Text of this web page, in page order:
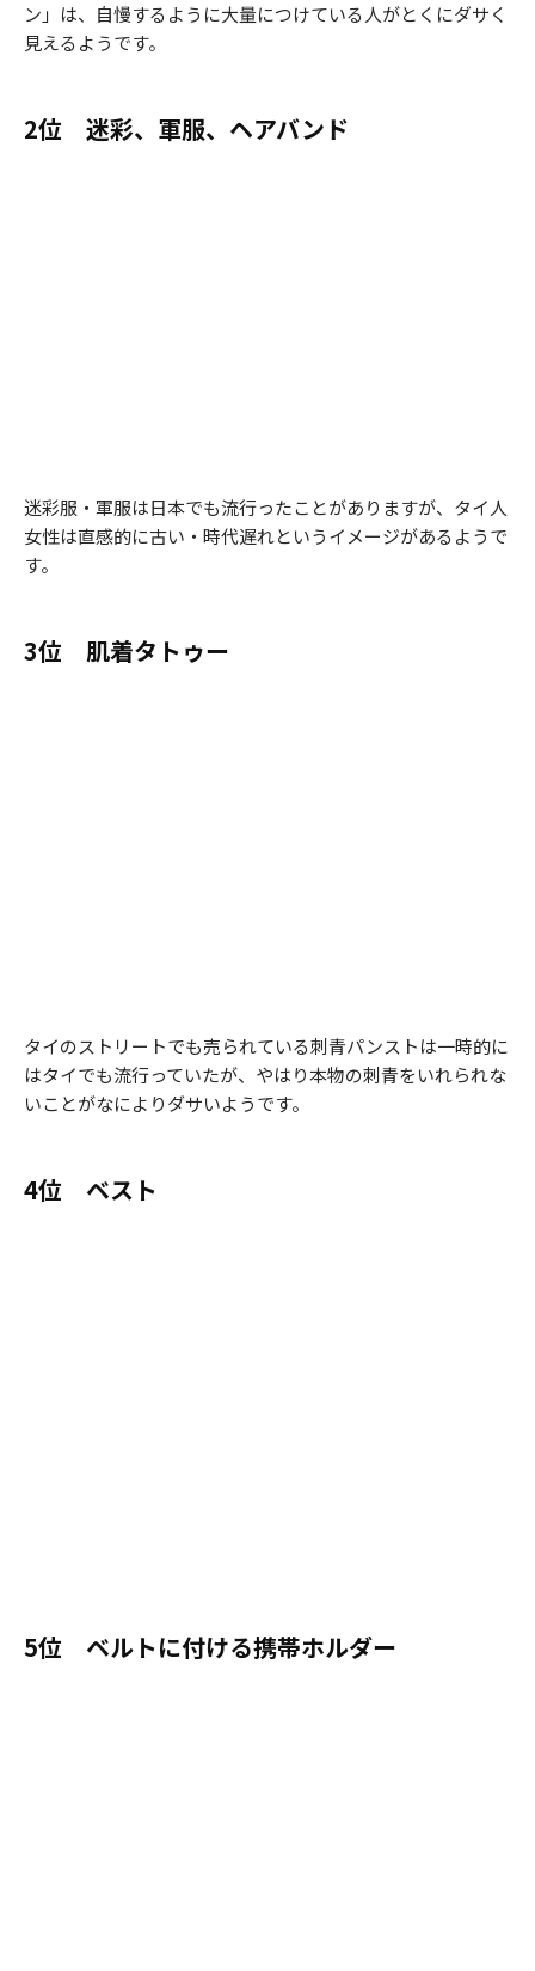
ン」は、自慢するように大量につけている人がとくにダサく
見えるようです。
2位 迷彩、軍服、ヘアバンド
迷彩服・軍服は日本でも流行ったことがありますが、タイ人
女性は直感的に古い・時代遅れというイメージがあるようで
す。
3位 肌着タトゥー
タイのストリートでも売られている刺青パンストは一時的に
はタイでも流行っていたが、やはり本物の刺青をいれられな
いことがなによりダサいようです。
4位 ベスト
5位 ベルトに付ける携帯ホルダー